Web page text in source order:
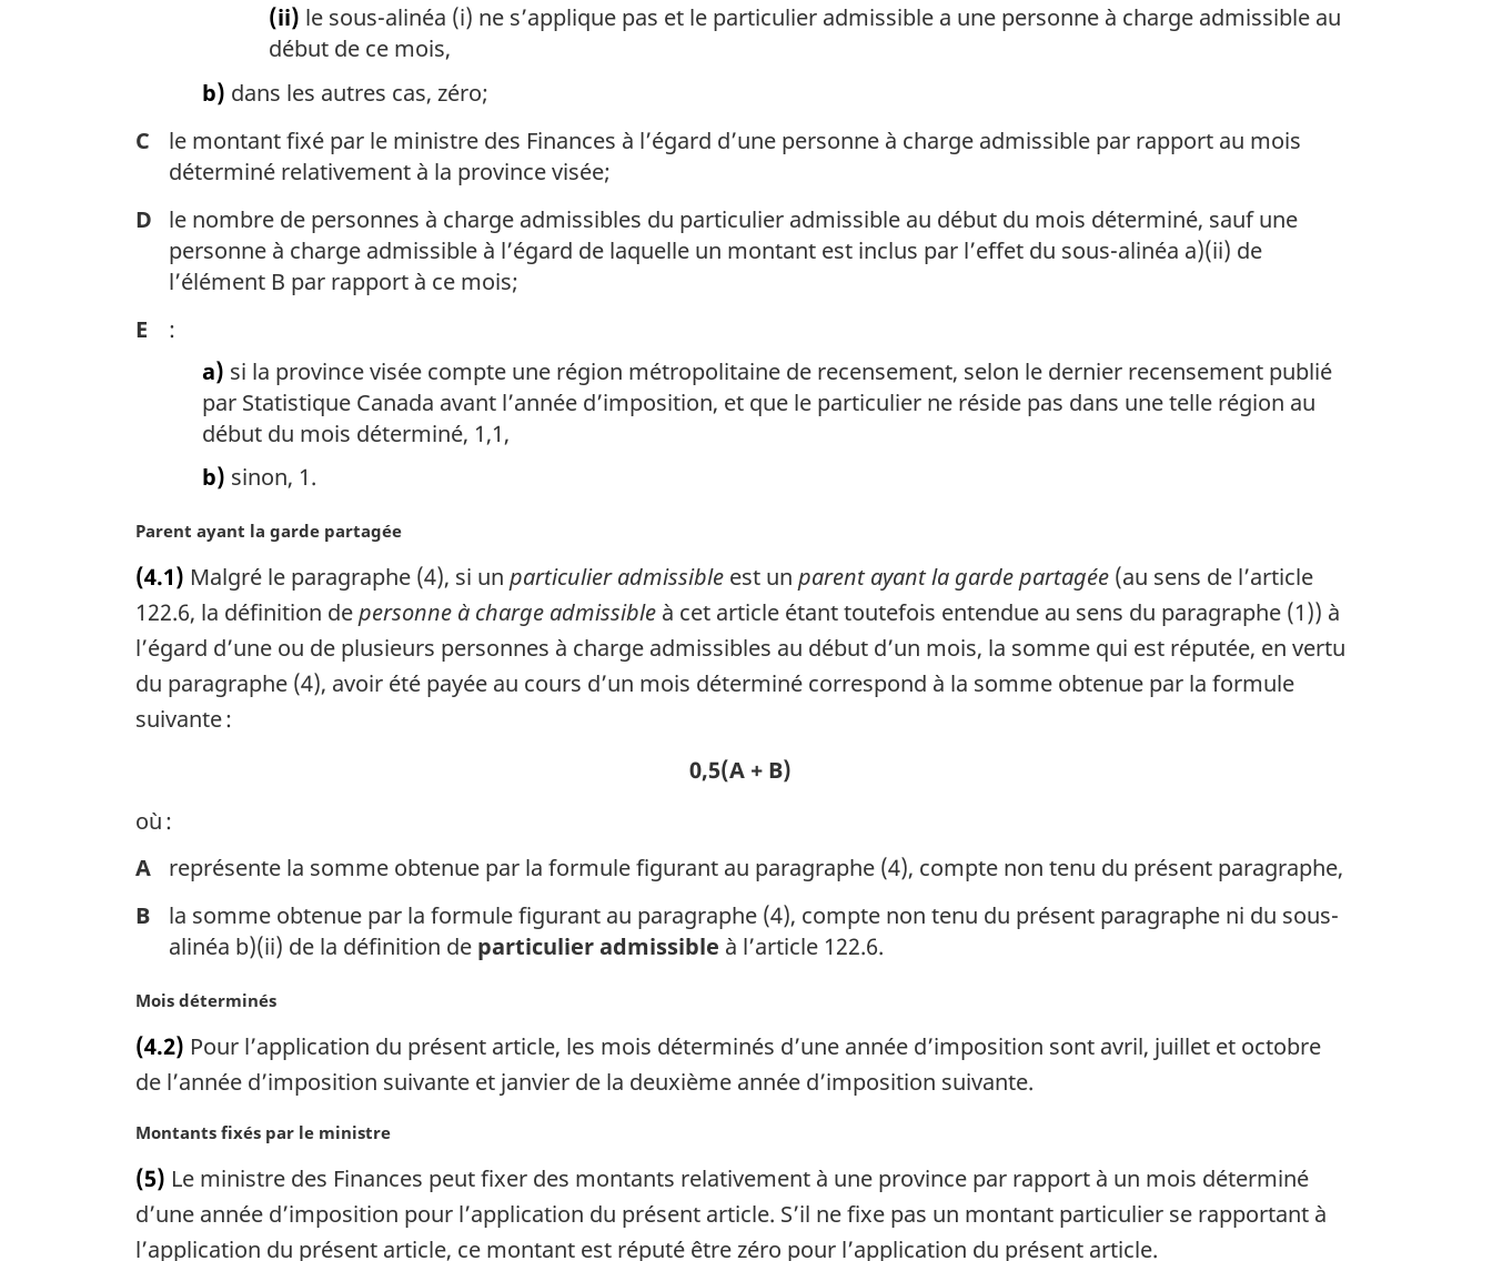
(ii) le sous-alinéa (i) ne s’applique pas et le particulier admissible a une personne à charge admissible au
début de ce mois,
b) dans les autres cas, zéro;
C
le montant fixé par le ministre des Finances à l’égard d’une personne à charge admissible par rapport au mois
déterminé relativement à la province visée;
D
le nombre de personnes à charge admissibles du particulier admissible au début du mois déterminé, sauf une
personne à charge admissible à l’égard de laquelle un montant est inclus par l’effet du sous-alinéa a)(ii) de
l’élément B par rapport à ce mois;
E
:
a) si la province visée compte une région métropolitaine de recensement, selon le dernier recensement publié
par Statistique Canada avant l’année d’imposition, et que le particulier ne réside pas dans une telle région au
début du mois déterminé, 1,1,
b) sinon, 1.
N
t
e
a
r
g
l
:
Parent ayant la garde partagée
(4.1) Malgré le paragraphe (4), si un particulier admissible est un parent ayant la garde partagée (au sens de l’article
122.6, la définition depersonne à charge admissible à cet article étant toutefois entendue au sens du paragraphe (1)) à
l’égard d’une ou de plusieurs personnes à charge admissibles au début d’un mois, la somme qui est réputée, en vertu
du paragraphe (4), avoir été payée au cours d’un mois déterminé correspond à la somme obtenue par la formule
suivante :
0,5(A + B)
où :
A
représente la somme obtenue par la formule figurant au paragraphe (4), compte non tenu du présent paragraphe,
B
la somme obtenue par la formule figurant au paragraphe (4), compte non tenu du présent paragraphe ni du sous-
alinéa b)(ii) de la définition de particulier admissible à l’article 122.6.
N
t
e
a
g
n
a
Mois déterminés
(4.2) Pour l’application du présent article, les mois déterminés d’une année d’imposition sont avril, juillet et octobre
de l’année d’imposition suivante et janvier de la deuxième année d’imposition suivante.
N
t
e
Montants fixés par le ministre
(5) Le ministre des Finances peut fixer des montants relativement à une province par rapport à un mois déterminé
d’une année d’imposition pour l’application du présent article. S’il ne fixe pas un montant particulier se rapportant à
l’application du présent article, ce montant est réputé être zéro pour l’application du présent article.